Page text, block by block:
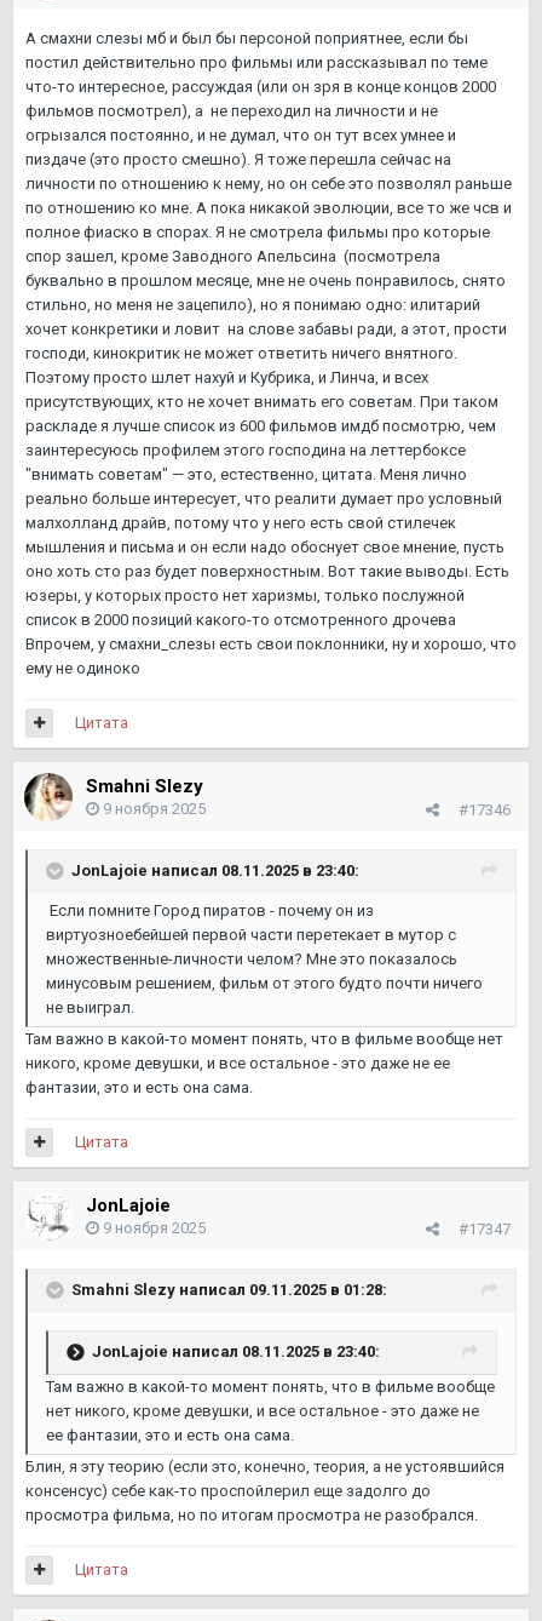
А смахни слезы мб и был бы персоной поприятнее, если бы
постил действительно про фильмы или рассказывал по теме
что-то интересное, рассуждая (или он зря в конце концов 2000
фильмов посмотрел), а не переходил на личности и не
огрызался постоянно, и не думал, что он тут всех умнее и
пиздаче (это просто смешно). Я тоже перешла сейчас на
личности по отношению к нему, но он себе это позволял раньше
по отношению ко мне. А пока никакой эволюции, все то же чсв и
полное фиаско в спорах. Я не смотрела фильмы про которые
спор зашел, кроме Заводного Апельсина (посмотрела
буквально в прошлом месяце, мне не очень понравилось, снято
стильно, но меня не зацепило), но я понимаю одно: илитарий
хочет конкретики и ловит на слове забавы ради, а этот, прости
господи, кинокритик не может ответить ничего внятного.
Поэтому просто шлет нахуй и Кубрика, и Линча, и всех
присутствующих, кто не хочет внимать его советам. При таком
раскладе я лучше список из 600 фильмов имдб посмотрю, чем
заинтересуюсь профилем этого господина на леттербоксе
"внимать советам" — это, естественно, цитата. Меня лично
реально больше интересует, что реалити думает про условный
малхолланд драйв, потому что у него есть свой стилечек
мышления и письма и он если надо обоснует свое мнение, пусть
оно хоть сто раз будет поверхностным. Вот такие выводы. Есть
юзеры, у которых просто нет харизмы, только послужной
список в 2000 позиций какого-то отсмотренного дрочева
Впрочем, у смахни_слезы есть свои поклонники, ну и хорошо, что
ему не одиноко
Цитата
Smahni Slezy
#17346
9 ноября 2025
JonLajoie написал 08.11.2025 в 23:40:
Если помните Город пиратов - почему он из
виртуозноебейшей первой части перетекает в мутор с
множественные-личности челом? Мне это показалось
минусовым решением, фильм от этого будто почти ничего
не выиграл.
Там важно в какой-то момент понять, что в фильме вообще нет
никого, кроме девушки, и все остальное - это даже не ее
фантазии, это и есть она сама.
Цитата
JonLajoie
#17347
9 ноября 2025
Smahni Slezy написал 09.11.2025 в 01:28:
JonLajoie написал 08.11.2025 в 23:40:
Там важно в какой-то момент понять, что в фильме вообще
нет никого, кроме девушки, и все остальное - это даже не
ее фантазии, это и есть она сама.
Блин, я эту теорию (если это, конечно, теория, а не устоявшийся
консенсус) себе как-то проспойлерил еще задолго до
просмотра фильма, но по итогам просмотра не разобрался.
Цитата